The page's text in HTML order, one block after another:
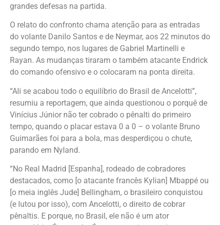
grandes defesas na partida.
O relato do confronto chama atenção para as entradas
do volante Danilo Santos e de Neymar, aos 22 minutos do
segundo tempo, nos lugares de Gabriel Martinelli e
Rayan. As mudanças tiraram o também atacante Endrick
do comando ofensivo e o colocaram na ponta direita.
“Ali se acabou todo o equilíbrio do Brasil de Ancelotti”,
resumiu a reportagem, que ainda questionou o porquê de
Vinícius Júnior não ter cobrado o pênalti do primeiro
tempo, quando o placar estava 0 a 0 – o volante Bruno
Guimarães foi para a bola, mas desperdiçou o chute,
parando em Nyland.
“No Real Madrid [Espanha], rodeado de cobradores
destacados, como [o atacante francês Kylian] Mbappé ou
[o meia inglês Jude] Bellingham, o brasileiro conquistou
(e lutou por isso), com Ancelotti, o direito de cobrar
pênaltis. E porque, no Brasil, ele não é um ator